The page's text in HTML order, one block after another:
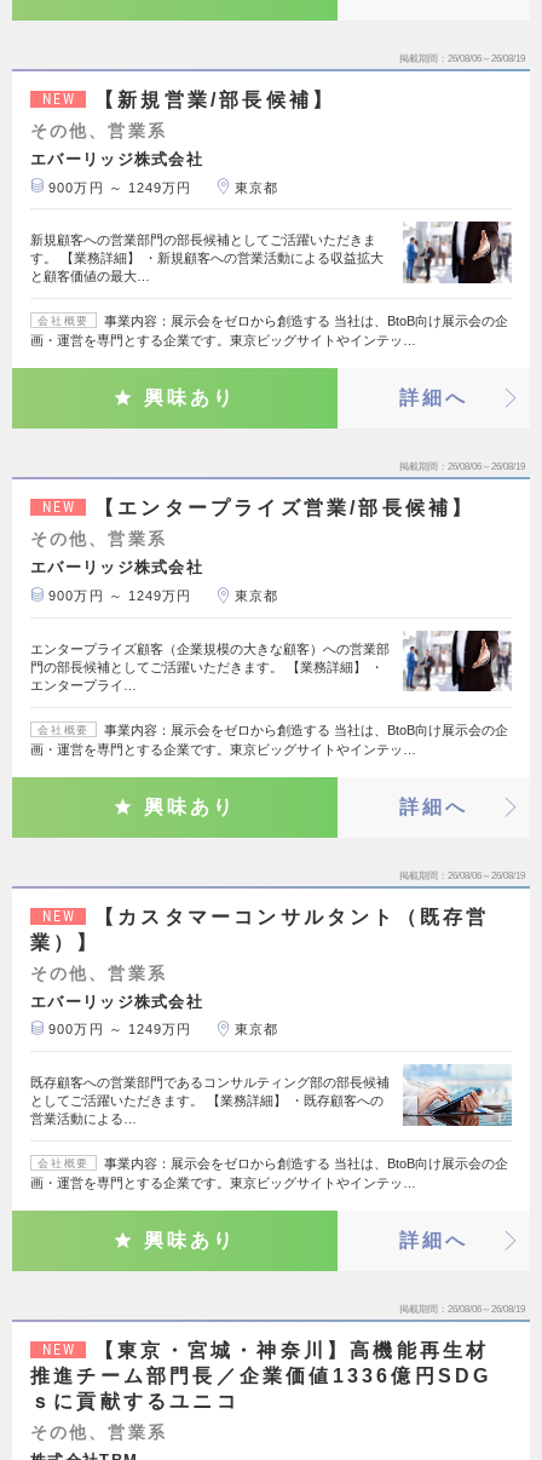
掲載期間 26/08/06～26/08/19
NEW 【新規営業/部長候補】
その他、営業系
エバーリッジ株式会社
900万円 ～ 1249万円 東京都
新規顧客への営業部門の部長候補としてご活躍いただきま
す。 【業務詳細】 ・新規顧客への営業活動による収益拡大
と顧客価値の最大…
会社概要
事業内容：展示会をゼロから創造する 当社は、BtoB向け展示会の企
画・運営を専門とする企業です。東京ビッグサイトやインテッ…
興味あり 詳細へ
掲載期間 26/08/06～26/08/19
NEW 【エンタープライズ営業/部長候補】
その他、営業系
エバーリッジ株式会社
900万円 ～ 1249万円 東京都
エンタープライズ顧客（企業規模の大きな顧客）への営業部
門の部長候補としてご活躍いただきます。 【業務詳細】 ・
エンタープライ…
会社概要
事業内容：展示会をゼロから創造する 当社は、BtoB向け展示会の企
画・運営を専門とする企業です。東京ビッグサイトやインテッ…
興味あり 詳細へ
掲載期間 26/08/06～26/08/19
NEW
【カスタマーコンサルタント（既存営
業）】
その他、営業系
エバーリッジ株式会社
900万円 ～ 1249万円 東京都
既存顧客への営業部門であるコンサルティング部の部長候補
としてご活躍いただきます。 【業務詳細】 ・既存顧客への
営業活動による…
会社概要
事業内容：展示会をゼロから創造する 当社は、BtoB向け展示会の企
画・運営を専門とする企業です。東京ビッグサイトやインテッ…
興味あり 詳細へ
掲載期間 26/08/06～26/08/19
NEW
【東京・宮城・神奈川】高機能再生材
推進チーム部門長／企業価値1336億円SDG
ｓに貢献するユニコ
その他、営業系